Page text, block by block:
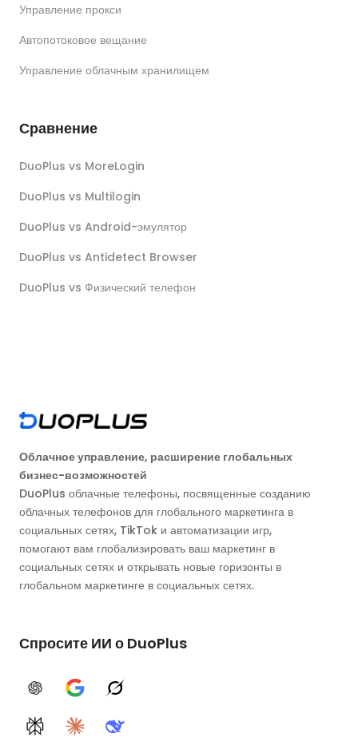
Управление прокси
Автопотоковое вещание
Управление облачным хранилищем
Сравнение
DuoPlus vs MoreLogin
DuoPlus vs Multilogin
DuoPlus vs Android-эмулятор
DuoPlus vs Antidetect Browser
DuoPlus vs Физический телефон
Облачное управление, расширение глобальных
бизнес-возможностей
DuoPlus облачные телефоны, посвященные созданию
облачных телефонов для глобального маркетинга в
социальных сетях, TikTok и автоматизации игр,
помогают вам глобализировать ваш маркетинг в
социальных сетях и открывать новые горизонты в
глобальном маркетинге в социальных сетях.
Спросите ИИ о DuoPlus
ChatGPTGoogle AIGrok
PerplexityClaudeDeepSeek